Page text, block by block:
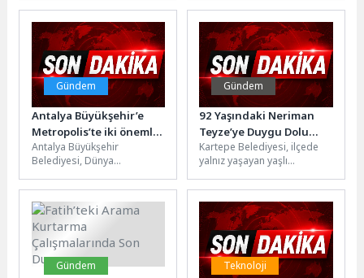
buluşturmaya devam
ediyor.Aydın Büyükşehir
Belediyesi’nin yıllardır
sürdürdüğü Ata Tohumları...
gösteren Vodafone, müşterilerinin
günlük ve teknolojik
ihtiyaçlarına uygun faydaları
sunacak işbirlikleri...
Gündem
Antalya Büyükşehir’e
Metropolis’te iki önemli
görev
Antalya Büyükşehir
Belediyesi, Dünya
(Metropolis) önemli bir
görev üstlendi. Büyükşehir
Belediyesi Genel Sekreter...
Gündem
92 Yaşındaki Neriman
Teyze’ye Duygu Dolu
Doğum Günü Sürprizi
Kartepe Belediyesi, ilçede
yalnız yaşayan yaşlı
anlarında değil, hayatın en
özel anlarında...
Gündem Teknoloji